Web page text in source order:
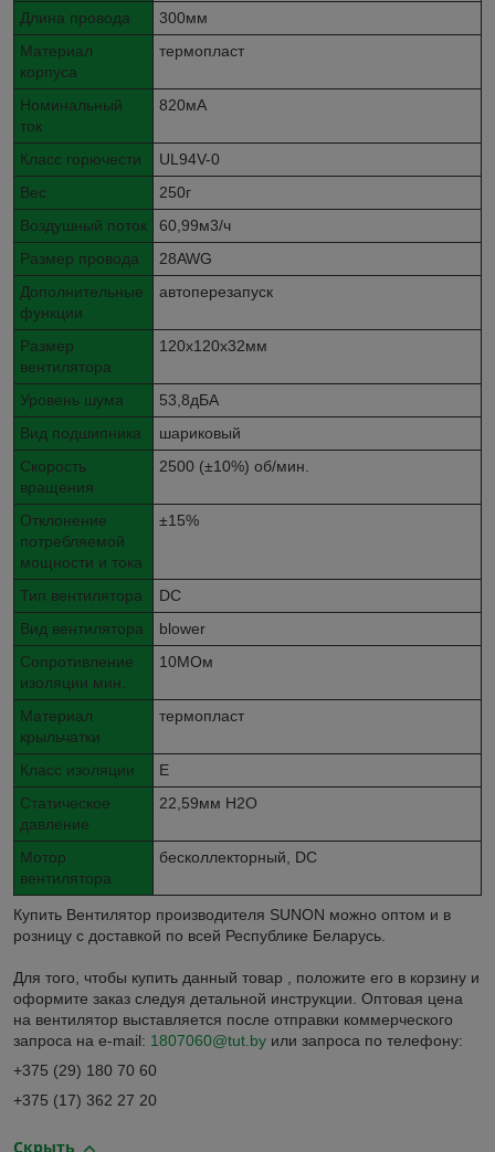
Длина провода
300мм
Материал
корпуса
термопласт
Номинальный
ток
820мА
Класс горючести
UL94V-0
Вес
250г
Воздушный поток
60,99м3/ч
Размер провода
28AWG
Дополнительные
функции
автоперезапуск
Размер
вентилятора
120x120x32мм
Уровень шума
53,8дБА
Вид подшипника
шариковый
Скорость
вращения
2500 (±10%) об/мин.
Отклонение
потребляемой
мощности и тока
±15%
Тип вентилятора
DC
Вид вентилятора
blower
Сопротивление
изоляции мин.
10МОм
Материал
крыльчатки
термопласт
Класс изоляции
E
Статическое
давление
22,59мм H2O
Мотор
вентилятора
бесколлекторный, DC
Купить Вентилятор производителя SUNON можно оптом и в
розницу с доставкой по всей Республике Беларусь.
Для того, чтобы купить данный товар , положите его в корзину и
оформите заказ следуя детальной инструкции. Оптовая цена
на вентилятор выставляется после отправки коммерческого
запроса на e-mail: 1807060@tut.by или запроса по телефону:
+375 (29) 180 70 60
+375 (17) 362 27 20
Скрыть